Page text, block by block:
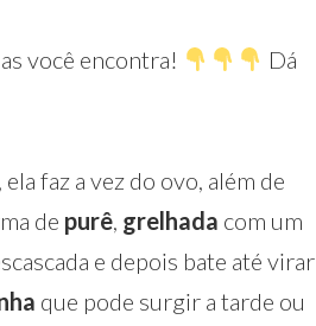
você encontra!
Dá
, ela faz a vez do ovo, além de
de purê, grelhada com um
e depois bate até virar
que pode surgir a tarde ou